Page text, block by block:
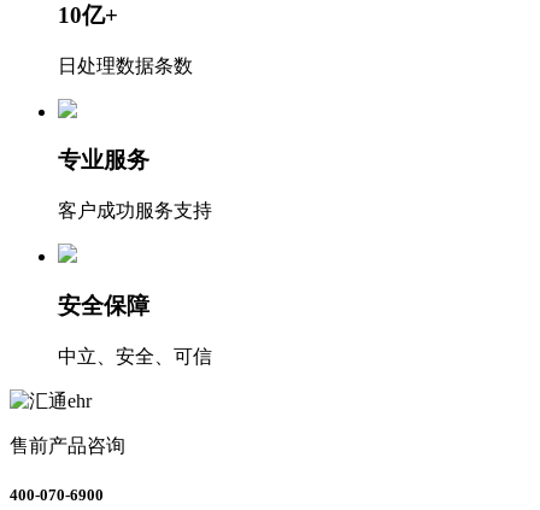
10亿+
日处理数据条数
专业服务
客户成功服务支持
安全保障
中立、安全、可信
售前产品咨询
400-070-6900